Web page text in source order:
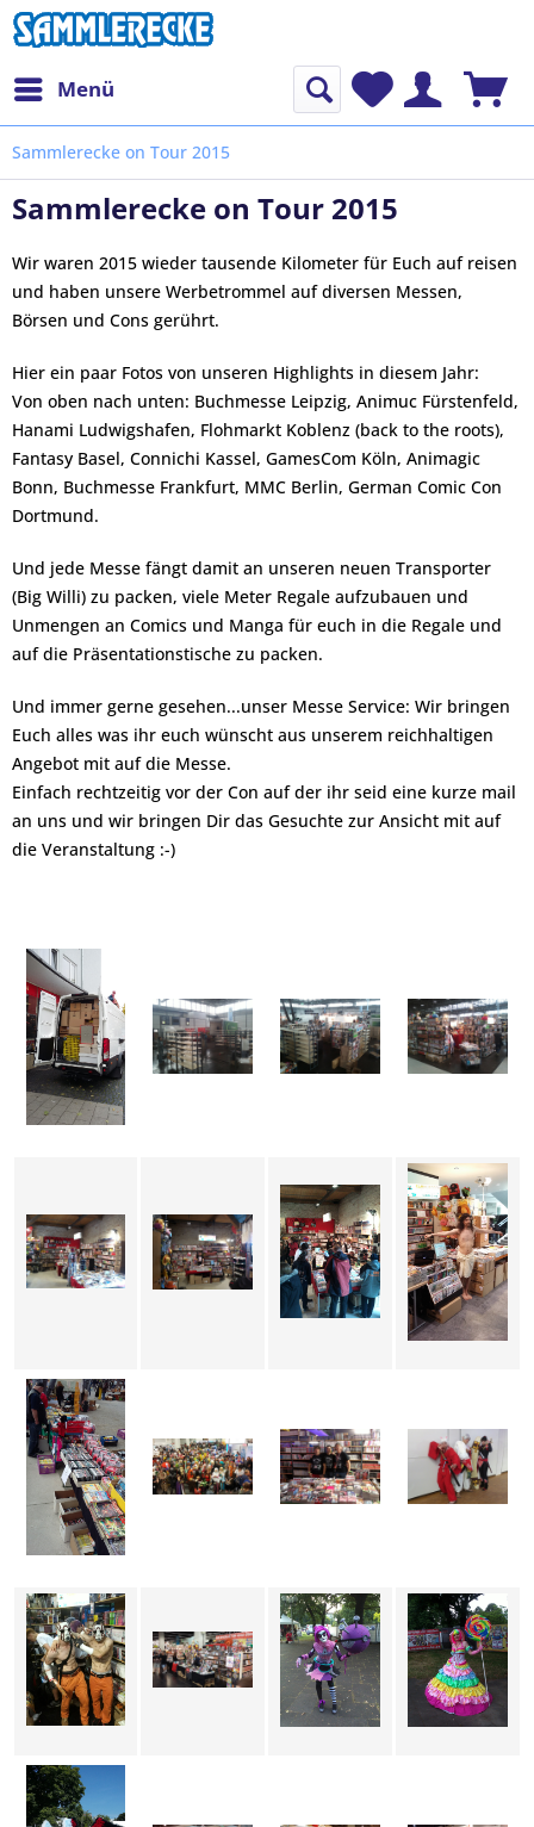
Menü
Sammlerecke on Tour 2015
Sammlerecke on Tour 2015
Wir waren 2015 wieder tausende Kilometer für Euch auf reisen
und haben unsere Werbetrommel auf diversen Messen,
Börsen und Cons gerührt.
Hier ein paar Fotos von unseren Highlights in diesem Jahr:
Von oben nach unten: Buchmesse Leipzig, Animuc Fürstenfeld,
Hanami Ludwigshafen, Flohmarkt Koblenz (back to the roots),
Fantasy Basel, Connichi Kassel, GamesCom Köln, Animagic
Bonn, Buchmesse Frankfurt, MMC Berlin, German Comic Con
Dortmund.
Und jede Messe fängt damit an unseren neuen Transporter
(Big Willi) zu packen, viele Meter Regale aufzubauen und
Unmengen an Comics und Manga für euch in die Regale und
auf die Präsentationstische zu packen.
Und immer gerne gesehen...unser Messe Service: Wir bringen
Euch alles was ihr euch wünscht aus unserem reichhaltigen
Angebot mit auf die Messe.
Einfach rechtzeitig vor der Con auf der ihr seid eine kurze mail
an uns und wir bringen Dir das Gesuchte zur Ansicht mit auf
die Veranstaltung :-)